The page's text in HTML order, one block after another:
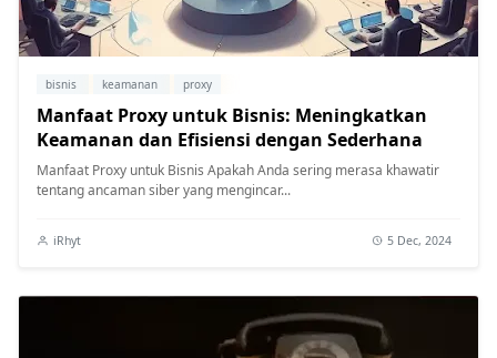
bisnis keamanan proxy
Manfaat Proxy untuk Bisnis: Meningkatkan
Keamanan dan Efisiensi dengan Sederhana
Manfaat Proxy untuk Bisnis Apakah Anda sering merasa khawatir
tentang ancaman siber yang mengincar...
iRhyt 5 Dec, 2024